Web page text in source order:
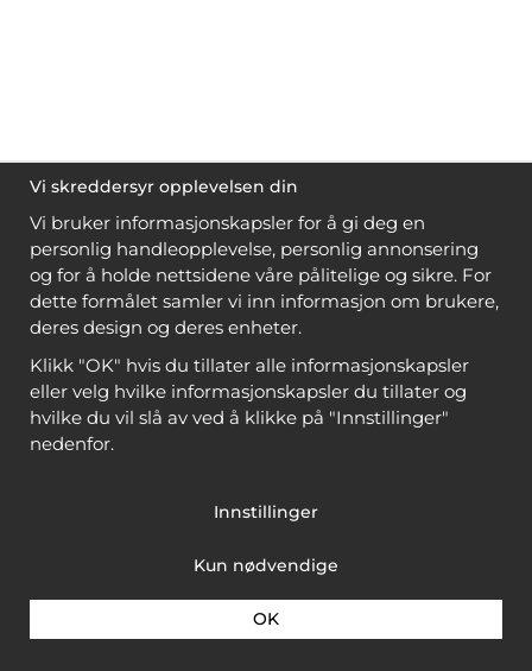
Vi skreddersyr opplevelsen din
Vi bruker informasjonskapsler for å gi deg en
personlig handleopplevelse, personlig annonsering
og for å holde nettsidene våre pålitelige og sikre. For
dette formålet samler vi inn informasjon om brukere,
deres design og deres enheter.
Klikk "OK" hvis du tillater alle informasjonskapsler
eller velg hvilke informasjonskapsler du tillater og
hvilke du vil slå av ved å klikke på "Innstillinger"
nedenfor.
Innstillinger
Kun nødvendige
OK